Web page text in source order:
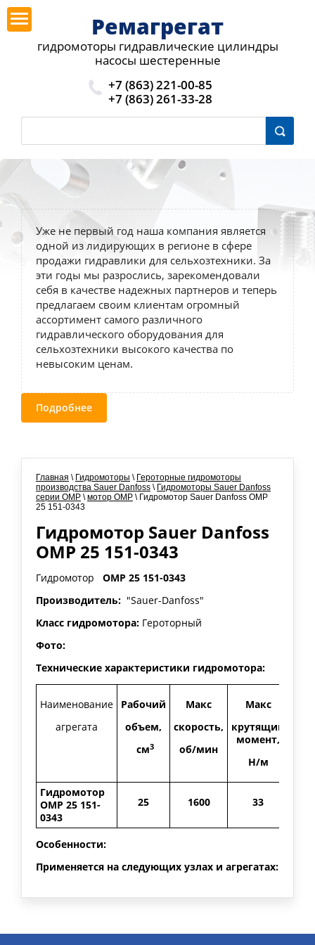
Ремагрегат
гидромоторы гидравлические цилиндры
насосы шестеренные
+7 (863) 221-00-85
+7 (863) 261-33-28
Уже не первый год наша компания является
одной из лидирующих в регионе в сфере
продажи гидравлики для сельхозтехники. За
эти годы мы разрослись, зарекомендовали
себя в качестве надежных партнеров и теперь
предлагаем своим клиентам огромный
ассортимент самого различного
гидравлического оборудования для
сельхозтехники высокого качества по
невысоким ценам.
Подробнее
Главная \ Гидромоторы \ Героторные гидромоторы
производства Sauer Danfoss \ Гидромоторы Sauer Danfoss
серии OMP \мотор OMP \ Гидромотор Sauer Danfoss OMP
25 151-0343
Гидромотор Sauer Danfoss
OMP 25 151-0343
Гидромотор OMP 25 151-0343
Производитель: "Sauer-Danfoss"
Класс гидромотора: Героторный
Фото:
Технические характеристики гидромотора:
Наименование
агрегата
Рабочий
объем,
см3
Макс
скорость,
об/мин
Макс
крутящий
момент,
Н/м
Гидромотор
OMP 25 151-
0343
25 1600 33
Особенности:
Применяется на следующих узлах и агрегатах: